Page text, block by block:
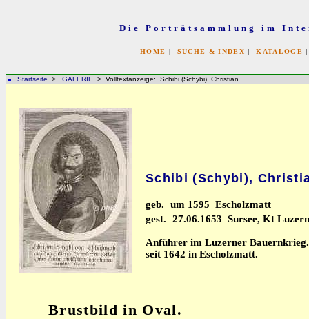
Die Porträtsammlung im
HOME | SUCHE & INDEX |KATALOGE
Startseite > GALERIE > Volltextanzeige: Schibi (Schybi), Christian
Schibi (Schybi),
geb.
um 1595 Escholzmatt
gest.
27.06.1653 Sursee, Kt
Anführer im Luzerner
seit 1642 in Escholzmatt.
Brustbild in Oval.